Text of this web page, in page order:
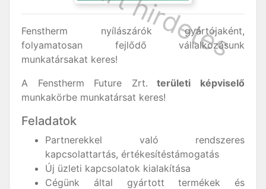
Fenstherm nyílászárók gyártójaként,
folyamatosan fejlődő vállalkozásunk
munkatársakat keres!
A Fenstherm Future Zrt. területi képviselő
munkakörbe munkatársat keres!
Feladatok
Partnerekkel való rendszeres
kapcsolattartás, értékesítéstámogatás
Új üzleti kapcsolatok kialakítása
Cégünk által gyártott termékek és